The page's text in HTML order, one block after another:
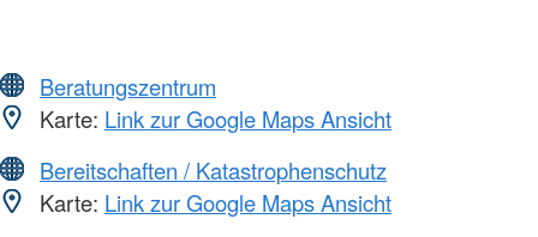
Beratungszentrum
Karte: Link zur Google Maps Ansicht
Bereitschaften / Katastrophenschutz
Karte: Link zur Google Maps Ansicht